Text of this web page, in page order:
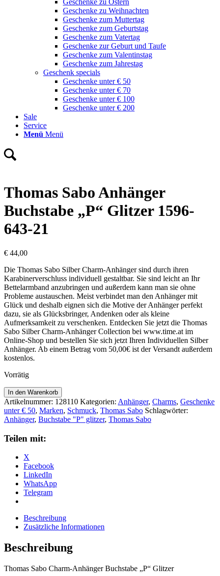
Geschenke zu Ostern
Geschenke zu Weihnachten
Geschenke zum Muttertag
Geschenke zum Geburtstag
Geschenke zum Vatertag
Geschenke zur Geburt und Taufe
Geschenke zum Valentinstag
Geschenke zum Jahrestag
Geschenk specials
Geschenke unter € 50
Geschenke unter € 70
Geschenke unter € 100
Geschenke unter € 200
Sale
Service
Menü Menü
Thomas Sabo Anhänger
Buchstabe „P“ Glitzer 1596-
643-21
€ 44,00
Die Thomas Sabo Silber Charm-Anhänger sind durch ihren
Karabinerverschluss individuell gestaltbar. Sie sind leicht an Ihr
Bettelarmband anzubringen und außerdem kann man sie ohne
Probleme austauschen. Meist verbindet man den Anhänger mit
Glück und deshalb eignen sich die Motive der Anhänger perfekt
dazu, sie als Glücksbringer, Andenken oder als kleine
Aufmerksamkeit zu verschenken. Entdecken Sie jetzt die Thomas
Sabo Silber Charm-Anhänger Collection bei www.time.at im
Online-Shop und bestellen Sie sich jetzt Ihren Individuellen Silber
Anhänger. Ab einem Betrag vom 50,00€ ist der Versandt außerdem
kostenlos.
Vorrätig
Thomas
Sabo
Anhänger
Buchstabe
Glitzer
1596-
Menge
In den Warenkorb
Artikelnummer: 128110 Kategorien: Anhänger, Charms, Geschenke
unter € 50, Marken, Schmuck, Thomas Sabo Schlagwörter:
Anhänger, Buchstabe "P" glitzer, Thomas Sabo
Teilen mit:
X
Facebook
LinkedIn
WhatsApp
Telegram
Beschreibung
Zusätzliche Informationen
Beschreibung
Thomas Sabo Charm-Anhänger Buchstabe „P“ Glitzer